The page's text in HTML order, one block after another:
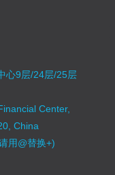
心9层/24层/25层
Center,
China
用@替换+)